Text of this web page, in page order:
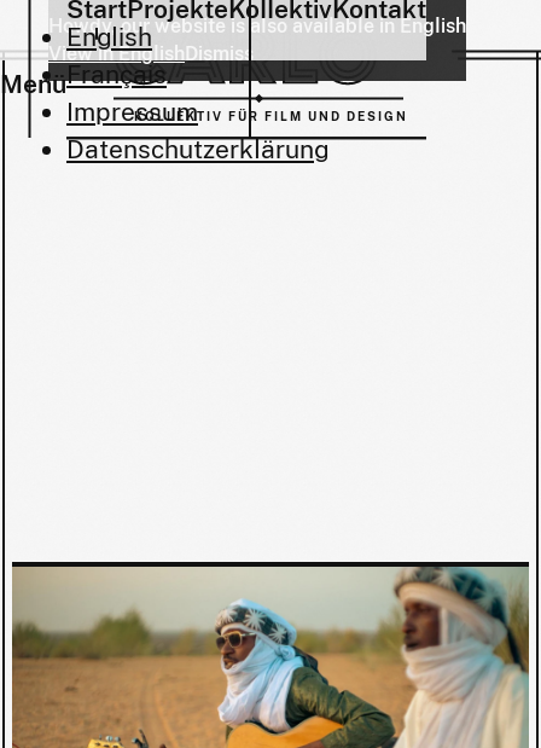
KOLLEKTIV FÜR FILM UND DESIGN
Menü
StartProjekte KollektivKontakt
English
Français
Impressum
Datenschutzerklärung
Howdy, our website is also available in English
View in EnglishDismiss